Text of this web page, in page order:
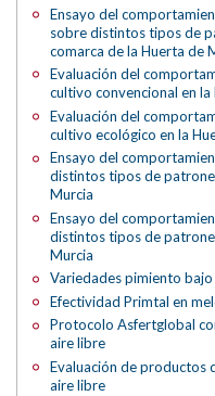
Ensayo del
sobre distintos tipos de
comarca de la Huerta de
Evaluación del
cultivo convencional en
Evaluación del
cultivo ecológico en la
Ensayo del
distintos tipos de
Murcia
Ensayo del
distintos tipos de
Murcia
Variedades pimiento bajo
Efectividad Primtal en
Protocolo Asfertglobal
aire libre
Evaluación de productos
aire libre